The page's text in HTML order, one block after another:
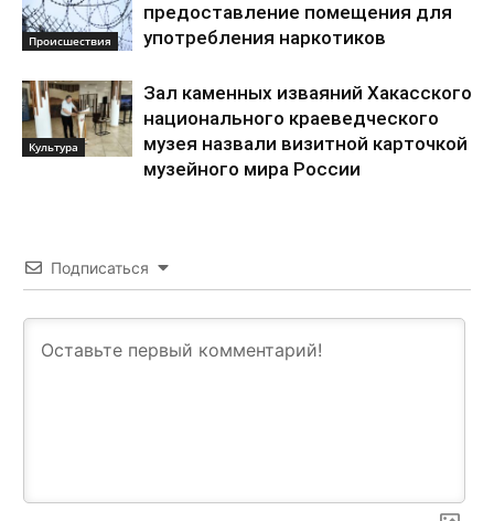
Происшествия
предоставление помещения для
употребления наркотиков
Культура
Зал каменных изваяний Хакасского
национального краеведческого
музея назвали визитной карточкой
музейного мира России
Подписаться